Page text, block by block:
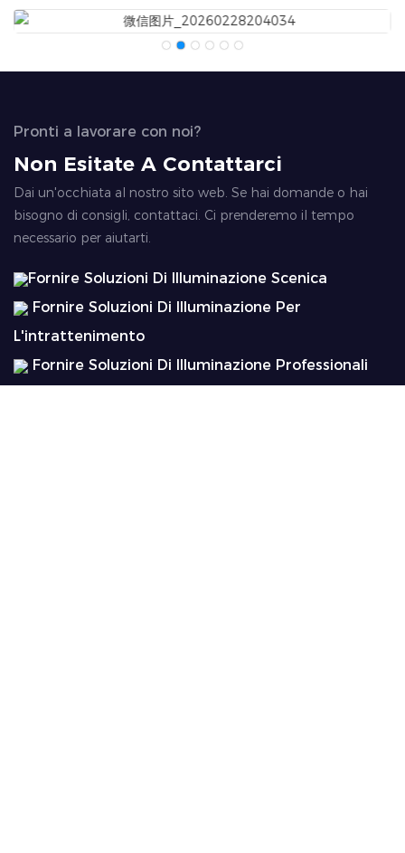
Pronti a lavorare con noi?
Non Esitate A Contattarci
Dai un'occhiata al nostro sito web. Se hai domande o hai
bisogno di consigli, contattaci. Ci prenderemo il tempo
necessario per aiutarti.
Fornire Soluzioni Di Illuminazione Scenica
Fornire Soluzioni Di Illuminazione Per
L'intrattenimento
Fornire Soluzioni Di Illuminazione Professionali